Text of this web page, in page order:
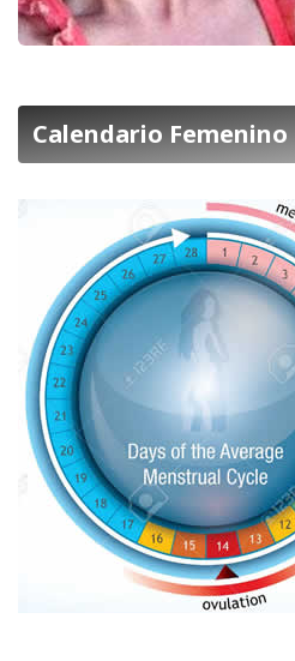
Calendario Femenino